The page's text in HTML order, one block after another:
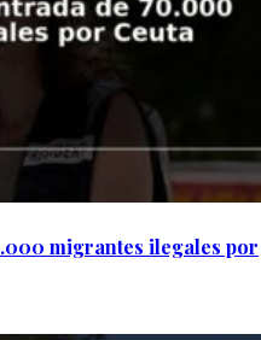
migrantes ilegales por